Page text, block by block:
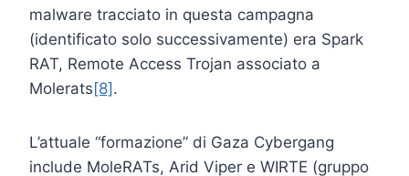
malware tracciato in questa campagna
(identificato solo successivamente) era Spark
RAT, Remote Access Trojan associato a
Molerats[8].
L’attuale “formazione” di Gaza Cybergang
include MoleRATs, Arid Viper e WIRTE (gruppo